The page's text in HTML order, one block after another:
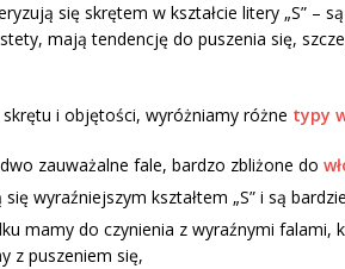
się skrętem w kształcie litery „S” –
mają tendencję do puszenia się,
i objętości, wyróżniamy różne typy
zauważalne fale, bardzo zbliżone do
wyraźniejszym kształtem „S” i są
mamy do czynienia z wyraźnymi falami,
z puszeniem się,